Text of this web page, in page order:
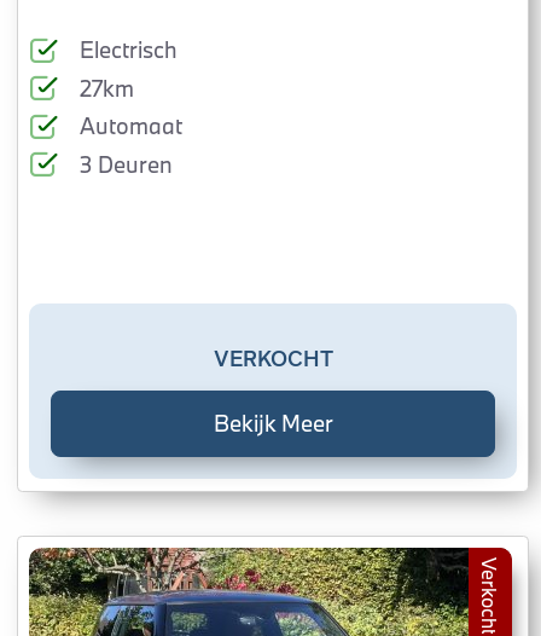
Electrisch
27km
Automaat
3 Deuren
VERKOCHT
Bekijk Meer
Verkocht